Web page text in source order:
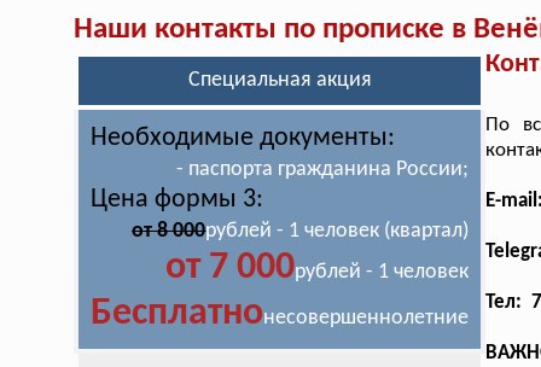
Наши контакты по прописке в
Специальная акция
Необходимые документы:
- паспорта гражданина России;
Цена формы 3:
от 8 000рублей - 1 человек (квартал)
от 7 000рублей - 1 человек
Бесплатнонесовершеннолетние
По
E-
Тел: